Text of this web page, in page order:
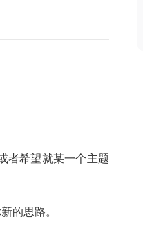
者希望就某一个主题
的思路。